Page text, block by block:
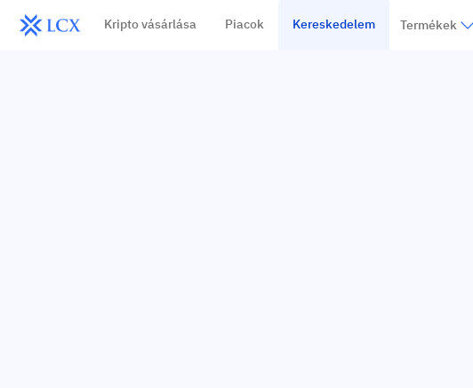
Kripto vásárlása Piacok Kereskedelem Termékek